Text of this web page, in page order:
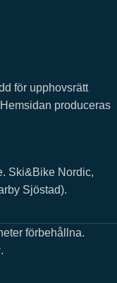
för upphovsrätt
produceras
Ski&Bike Nordic,
Sjöstad).
förbehållna.
.